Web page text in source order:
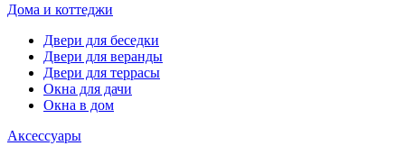
Дома и коттеджи
Двери для беседки
Двери для веранды
Двери для террасы
Окна для дачи
Окна в дом
Аксессуары